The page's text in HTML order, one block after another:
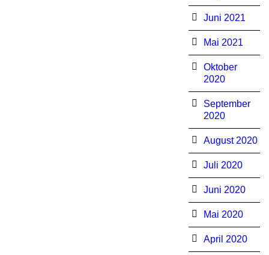
Juni 2021
Mai 2021
Oktober
2020
September
2020
August 2020
Juli 2020
Juni 2020
Mai 2020
April 2020